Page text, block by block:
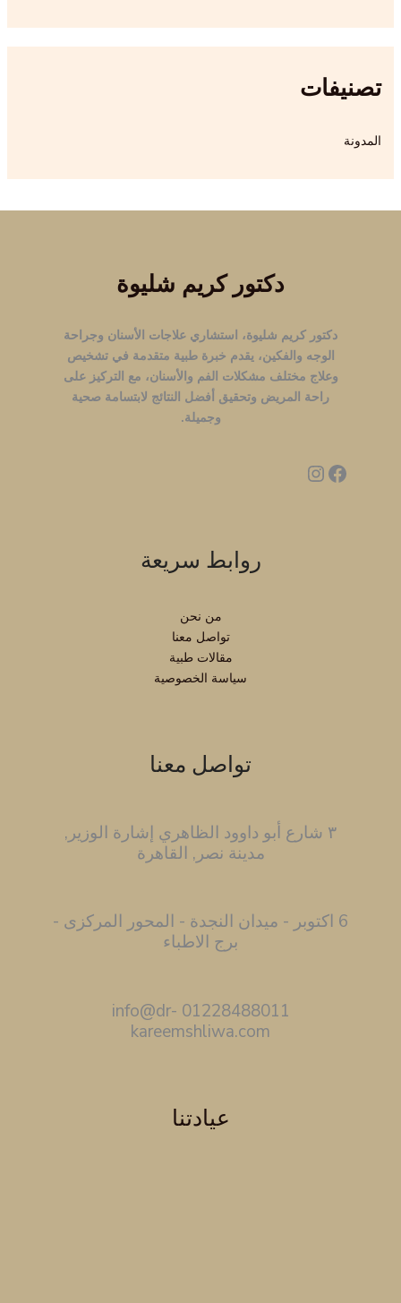
تصنيفات
المدونة
دكتور كريم شليوة
دكتور كريم شليوة، استشاري علاجات الأسنان وجراحة
الوجه والفكين، يقدم خبرة طبية متقدمة في تشخيص
وعلاج مختلف مشكلات الفم والأسنان، مع التركيز على
راحة المريض وتحقيق أفضل النتائج لابتسامة صحية
وجميلة.
روابط سريعة
من نحن
تواصل معنا
مقالات طبية
سياسة الخصوصية
تواصل معنا
٣ شارع أبو داوود الظاهري إشارة الوزير,
مدينة نصر, القاهرة
6 اكتوبر - ميدان النجدة - المحور المركزى -
برج الاطباء
01228488011 info@dr-
kareemshliwa.com
عيادتنا